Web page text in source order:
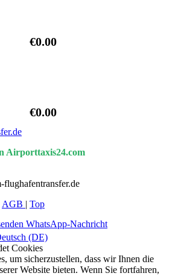
€0.00
€0.00
Airporttaxis24.com
AGB | Top
WhatsApp-Nachricht
(DE)
Cookies
um sicherzustellen, dass wir Ihnen die
Website bieten. Wenn Sie fortfahren,